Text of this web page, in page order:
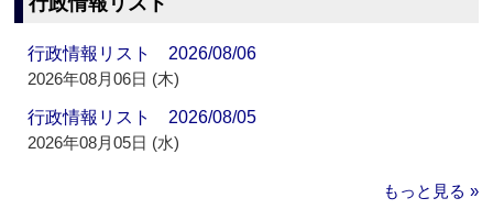
行政情報リスト 2026/08/06
2026年08月06日 (木)
行政情報リスト 2026/08/05
2026年08月05日 (水)
もっと見る »